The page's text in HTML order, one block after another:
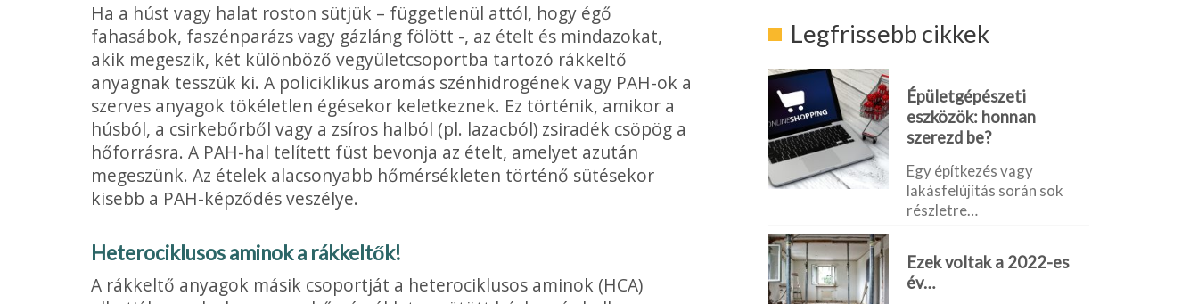
Ha a húst vagy halat roston sütjük – függetle­nül attól, hogy égő
fahasábok, faszénparázs vagy gázláng fölött -, az ételt és mindazokat,
akik megeszik, két különböző vegyületcso­portba tartozó rákkeltő
anyagnak tesszük ki. A policiklikus aromás szénhidrogének vagy PAH-ok a
szerves anyagok tökéletlen égésekor keletkeznek. Ez történik, amikor a
húsból, a csirkebőrből vagy a zsíros halból (pl. lazacból) zsiradék csöpög a
hőforrásra. A PAH-hal telített füst bevonja az ételt, amelyet azután
megeszünk. Az ételek alacso­nyabb hőmérsékleten történő sütésekor
kisebb a PAH-képződés veszélye.
He­terociklusos aminok a rákkeltők!
A rákkeltő anyagok másik csoportját a he­terociklusos aminok (HCA)
Legfrissebb cikkek
Épületgépészeti
eszközök: honnan
szerezd be?
Egy építkezés vagy
lakásfelújítás során sok
részletre…
Ezek voltak a 2022-es
év…